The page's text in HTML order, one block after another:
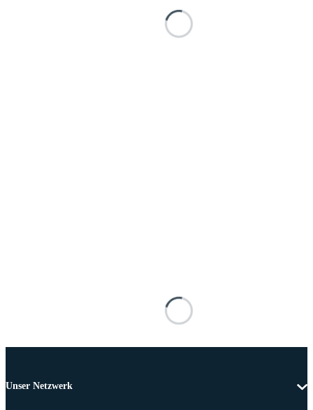
Unser Netzwerk